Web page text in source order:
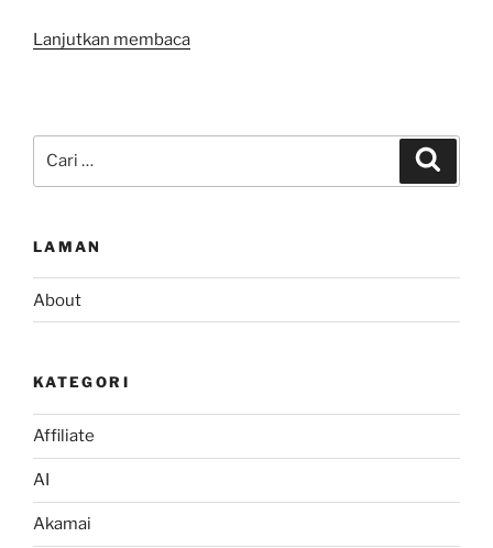
Lanjutkan membaca“SSL
untuk:
LAMAN
About
KATEGORI
Affiliate
AI
Akamai